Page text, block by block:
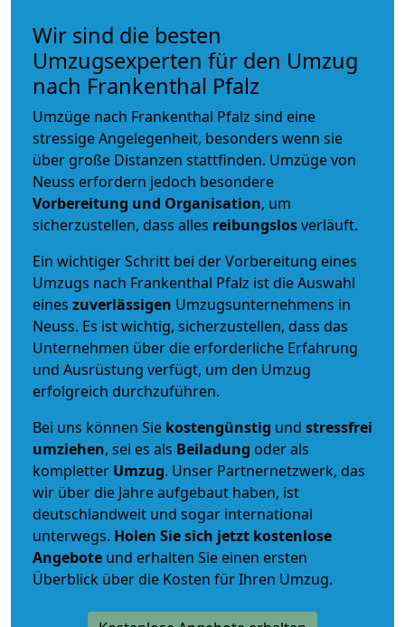
Wir sind die besten
Umzugsexperten für den Umzug
nach Frankenthal Pfalz
Umzüge nach Frankenthal Pfalz sind eine
stressige Angelegenheit, besonders wenn sie
über große Distanzen stattfinden. Umzüge von
Neuss erfordern jedoch besondere
Vorbereitung und Organisation, um
sicherzustellen, dass alles reibungslosverläuft.
Ein wichtiger Schritt bei der Vorbereitung eines
Umzugs nach Frankenthal Pfalz ist die Auswahl
eines zuverlässigen Umzugsunternehmens in
Neuss. Es ist wichtig, sicherzustellen, dass das
Unternehmen über die erforderliche Erfahrung
und Ausrüstung verfügt, um den Umzug
erfolgreich durchzuführen.
Bei uns können Sie kostengünstig und stressfrei
umziehen, sei es als Beiladung oder als
kompletter Umzug. Unser Partnernetzwerk, das
wir über die Jahre aufgebaut haben, ist
deutschlandweit und sogar international
unterwegs. Holen Sie sich jetzt kostenlose
Angebote und erhalten Sie einen ersten
Überblick über die Kosten für Ihren Umzug.